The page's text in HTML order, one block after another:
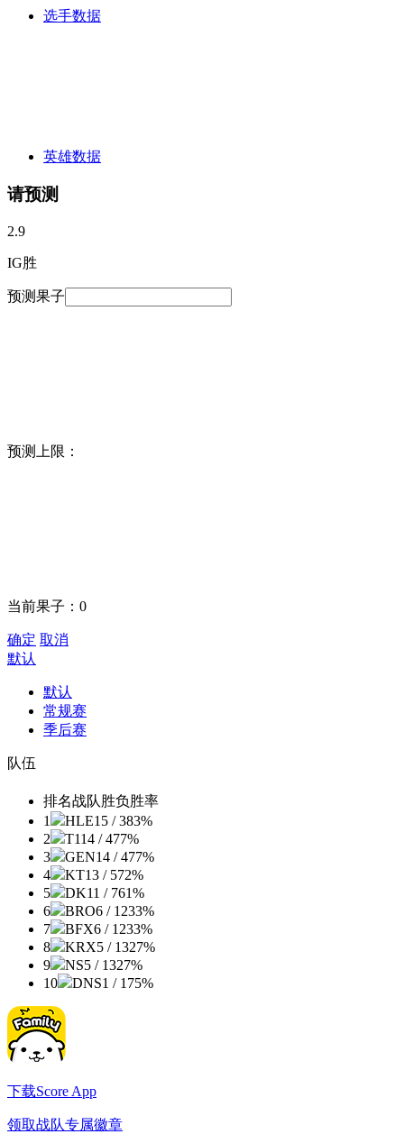
选手数据
英雄数据
请预测
2.9
IG胜
预测果子
预测上限：
当前果子： 0
确定 取消
默认
默认
常规赛
季后赛
队伍
排名战队胜负胜率
1
HLE15 / 383%
2
T114 / 477%
3
GEN14 / 477%
4
KT13 / 572%
5
DK11 / 761%
6
BRO6 / 1233%
7
BFX6 / 1233%
8
KRX5 / 1327%
9
NS5 / 1327%
10
DNS1 / 175%
下载Score App
领取战队专属徽章